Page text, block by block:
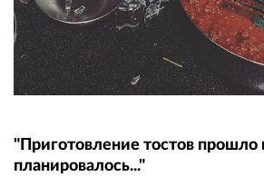
"Приготовление тостов прошло
планировалось..."